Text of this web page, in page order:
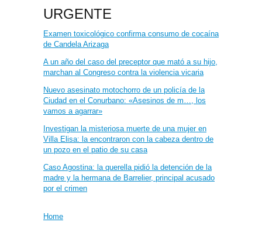
URGENTE
Examen toxicológico confirma consumo de cocaína
de Candela Arizaga
A un año del caso del preceptor que mató a su hijo,
marchan al Congreso contra la violencia vicaria
Nuevo asesinato motochorro de un policía de la
Ciudad en el Conurbano: «Asesinos de m…, los
vamos a agarrar»
Investigan la misteriosa muerte de una mujer en
Villa Elisa: la encontraron con la cabeza dentro de
un pozo en el patio de su casa
Caso Agostina: la querella pidió la detención de la
madre y la hermana de Barrelier, principal acusado
por el crimen
Home